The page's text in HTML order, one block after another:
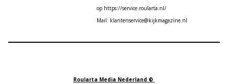
op https://service.roularta.nl/
Mail: klantenservice@kijkmagazine.nl
Roularta Media Nederland ©